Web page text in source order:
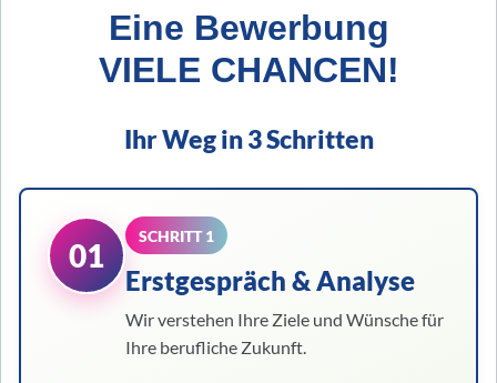
Eine Bewerbung
VIELE CHANCEN!
Ihr Weg in 3 Schritten
01
SCHRITT 1
Erstgespräch & Analyse
Wir verstehen Ihre Ziele und Wünsche für
Ihre berufliche Zukunft.